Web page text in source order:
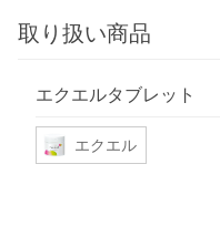
取り扱い商品
エクエルタブレット
エクエル